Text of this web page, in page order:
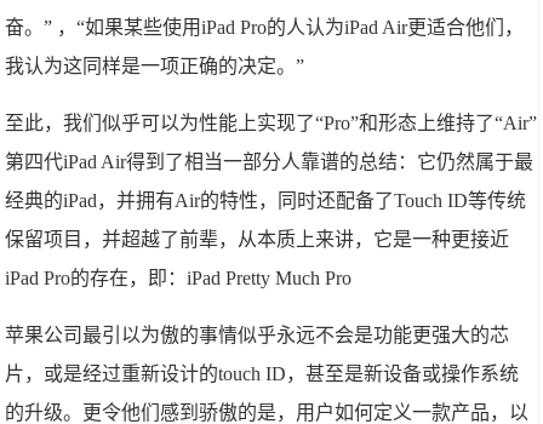
奋。” ，“如果某些使用iPad Pro的人认为iPad Air更适合他们，
我认为这同样是一项正确的决定。”
至此，我们似乎可以为性能上实现了“Pro”和形态上维持了“Air”
第四代iPad Air得到了相当一部分人靠谱的总结：它仍然属于最
经典的iPad，并拥有Air的特性，同时还配备了Touch ID等传统
保留项目，并超越了前辈，从本质上来讲，它是一种更接近
iPad Pro的存在，即：iPad Pretty Much Pro
苹果公司最引以为傲的事情似乎永远不会是功能更强大的芯
片，或是经过重新设计的touch ID，甚至是新设备或操作系统
的升级。更令他们感到骄傲的是，用户如何定义一款产品，以